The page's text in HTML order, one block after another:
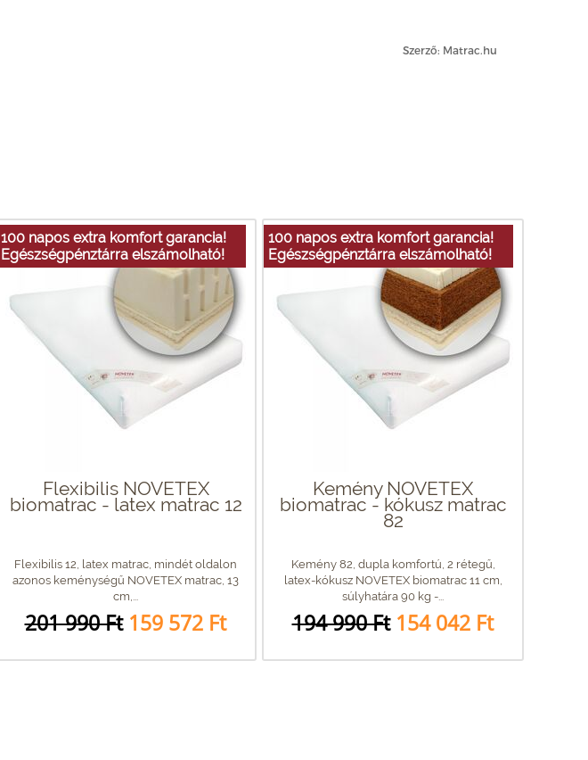
Szerző: Matrac.hu
100 napos extra komfort garancia!
Egészségpénztárra elszámolható!
Flexibilis NOVETEX
biomatrac - latex matrac 12
Flexibilis 12, latex matrac, mindét oldalon
azonos keménységű NOVETEX matrac, 13
cm,...
201 990 Ft 159 572 Ft
100 napos extra komfort garancia!
Egészségpénztárra elszámolható!
Kemény NOVETEX
biomatrac - kókusz matrac
82
Kemény 82, dupla komfortú, 2 rétegű,
latex-kókusz NOVETEX biomatrac 11 cm,
súlyhatára 90 kg -...
194 990 Ft 154 042 Ft